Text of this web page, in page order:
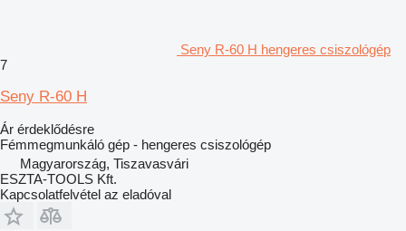
Seny R-60 H hengeres csiszológép
7
Seny R-60 H
Ár érdeklődésre
Fémmegmunkáló gép - hengeres csiszológép
Magyarország, Tiszavasvári
ESZTA-TOOLS Kft.
Kapcsolatfelvétel az eladóval